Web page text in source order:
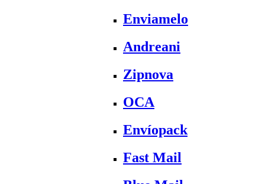
Enviamelo
Andreani
Zipnova
OCA
Envíopack
Fast Mail